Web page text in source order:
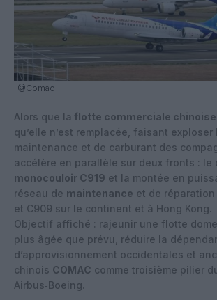
@Comac
Alors que la flotte commerciale
qu’elle n’est remplacée, faisant
maintenance et de carburant des
accélère en parallèle sur deux fronts : le
monocouloir C919 et la montée en
réseau de maintenance et de réparation
et C909 sur le continent et à Hong Kong.
Objectif affiché : rajeunir une flotte
plus âgée que prévu, réduire la
d’approvisionnement occidentales et
chinois COMAC comme troisième pilier
Airbus‑Boeing.